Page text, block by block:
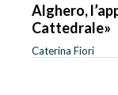
Alghero,
Cattedrale»
Caterina Fiori